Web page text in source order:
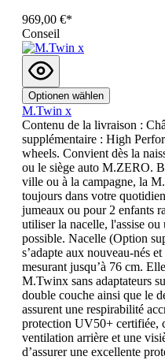
969,00 €*
Conseil
Optionen wählen
M.Twin x
Contenu de la livraison :
supplémentaire : High
wheels. Convient dès la
ou le siège auto M.ZERO.
ville ou à la campagne, la
toujours dans votre
jumeaux ou pour 2 enfants
utiliser la nacelle, l'assise ou
possible. Nacelle (Option
s’adapte aux nouveau-nés
mesurant jusqu’à 76 cm.
M.Twinx sans adaptateurs
double couche ainsi que le
assurent une respirabilité
protection UV50+ certifiée,
ventilation arrière et une
d’assurer une excellente